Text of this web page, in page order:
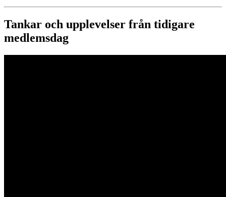
Tankar och upplevelser från tidigare
medlemsdag